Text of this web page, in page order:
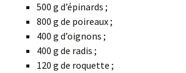
500 g d’épinards ;
800 g de poireaux ;
400 g d’oignons ;
400 g de radis ;
120 g de roquette ;